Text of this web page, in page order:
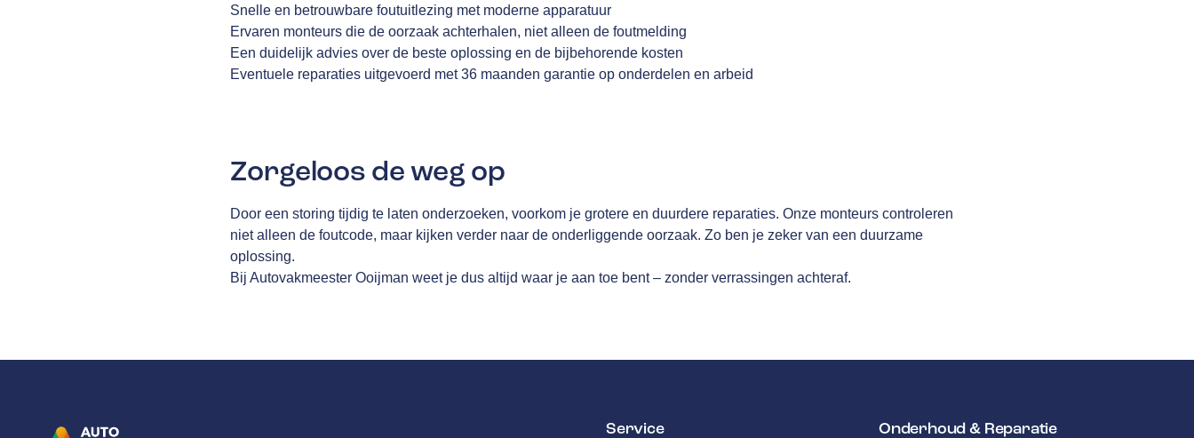
Snelle en betrouwbare foutuitlezing met moderne apparatuur
Ervaren monteurs die de oorzaak achterhalen, niet alleen de foutmelding
Een duidelijk advies over de beste oplossing en de bijbehorende kosten
Eventuele reparaties uitgevoerd met 36 maanden garantie op onderdelen en arbeid
Zorgeloos de weg op
Door een storing tijdig te laten onderzoeken, voorkom je grotere en duurdere reparaties. Onze monteurs controleren
niet alleen de foutcode, maar kijken verder naar de onderliggende oorzaak. Zo ben je zeker van een duurzame
oplossing.
Bij Autovakmeester Ooijman weet je dus altijd waar je aan toe bent – zonder verrassingen achteraf.
Service Onderhoud & Reparatie